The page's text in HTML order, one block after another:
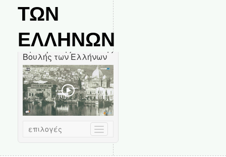
ΤΩΝ
ΕΛΛΗΝΩΝ